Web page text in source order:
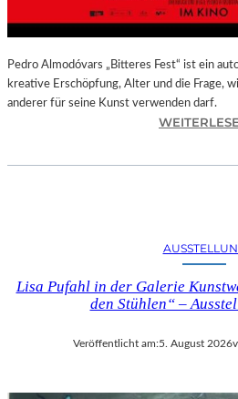
Pedro Almodóvars „Bitteres Fest“ ist ein
kreative Erschöpfung, Alter und die Frage,
anderer für seine Kunst verwenden darf.
Lisa Pufahl in der Galerie
den Stühlen“ –
Veröffentlicht am:5. August 2026